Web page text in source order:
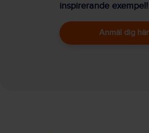
inspirerande exempel!
Anmäl dig här